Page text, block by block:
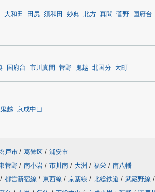
大和田 田尻 須和田 妙典 北方 真間 菅野 国府台
国府台 市川真間 菅野 鬼越 北国分 大町
鬼越 京成中山
戸市 / 葛飾区 / 浦安市
菅野 / 南小岩 / 市川南 / 大洲 / 福栄 / 南八幡
/ 都営新宿線 / 東西線 / 京葉線 / 北総鉄道 / 武蔵野線 /